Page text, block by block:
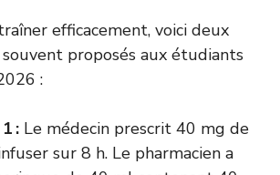
efficacement, voici deux
proposés aux étudiants
:
: Le médecin prescrit 40 mg de
sur 8 h. Le pharmacien a